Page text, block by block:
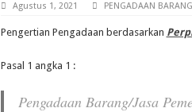
Agustus 1, 2021 PENGADAAN
Pengertian Pengadaan berdasarkan
Pasal 1 angka 1 :
Pengadaan Barang/Jasa